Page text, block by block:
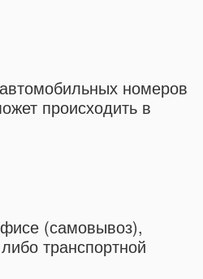
номеров
происходить в
(самовывоз),
транспортной